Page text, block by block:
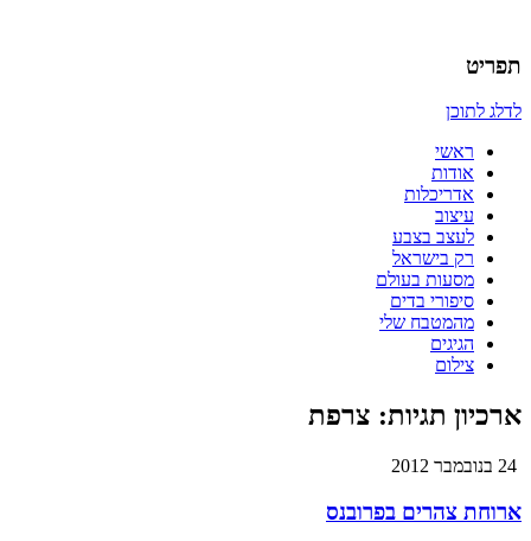
כמו אויר לנשימה – בלוג של
אדריכלית
תפריט
לדלג לתוכן
ראשי
אודות
אדריכלות
עיצוב
לעצב בצבע
רק בישראל
מסעות בעולם
סיפורי בדים
מהמטבח שלי
הגיגים
צילום
ארכיון תגיות: צרפת
24 בנובמבר 2012
ארוחת צהרים בפרובנס